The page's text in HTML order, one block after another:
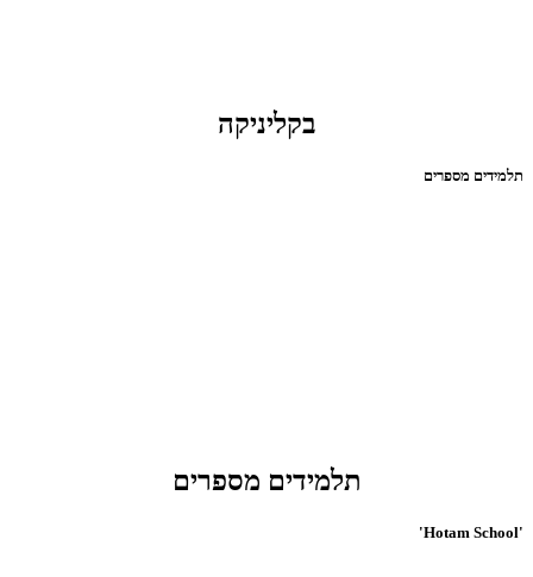
בקליניקה
תלמידים מספרים
תלמידים מספרים
'Hotam School'